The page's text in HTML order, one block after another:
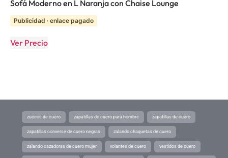
Sofá Moderno en L Naranja con Chaise Lounge
Publicidad · enlace pagado
Ver Precio
zuecos de cuero zapatillas de cuero para hombre zapatillas de cuero
zapatillas converse de cuero negras zalando chaquetas de cuero
zalando cazadoras de cuero mujer volantes de cuero vestidos de cuero